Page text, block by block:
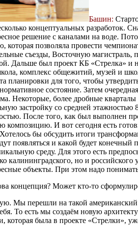
Башин:
концептуальных
решение с каналами на воде.
которая позволяла провести
съезды, Восточную магистраль,
Дальше был проект КБ «Стрелка» и
комплекс общежитий, музей и
планировки для того, чтобы
состояние. Затем
Некоторые, более дробные
застройку со средней этажностью
После того, как был выполнен
композицию. И вот сегодня есть
бы обсудить итоги
появляться и какой будет
среду. Для этого есть
калининградского, но и
объекты. При этом надо
концепция? Может кто-то
Мы перешли на такой
То есть мы создаём новую
которая была в проекте «Стрелки»,